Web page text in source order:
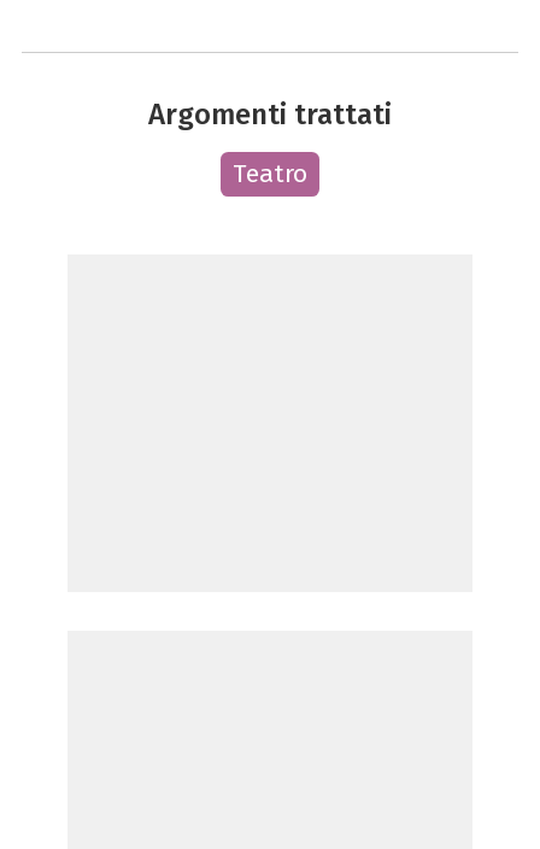
Argomenti trattati
Teatro